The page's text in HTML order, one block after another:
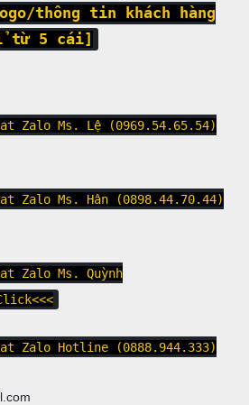
thông tin khách hàng
từ 5 cái]
Zalo Ms. Lệ (0969.54.65.54)
Zalo Ms. Hân (0898.44.70.44)
Zalo Ms. Quỳnh
Zalo Hotline (0888.944.333)